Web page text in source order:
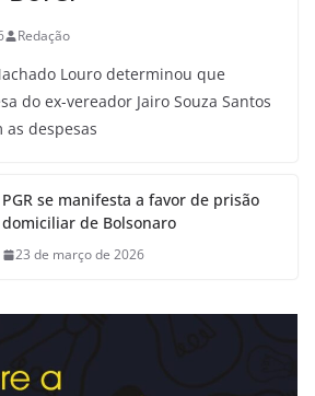
Redação
Louro determinou que
do ex-vereador Jairo Souza Santos
as despesas
PGR se manifesta a favor de prisão
domiciliar de Bolsonaro
23 de março de 2026